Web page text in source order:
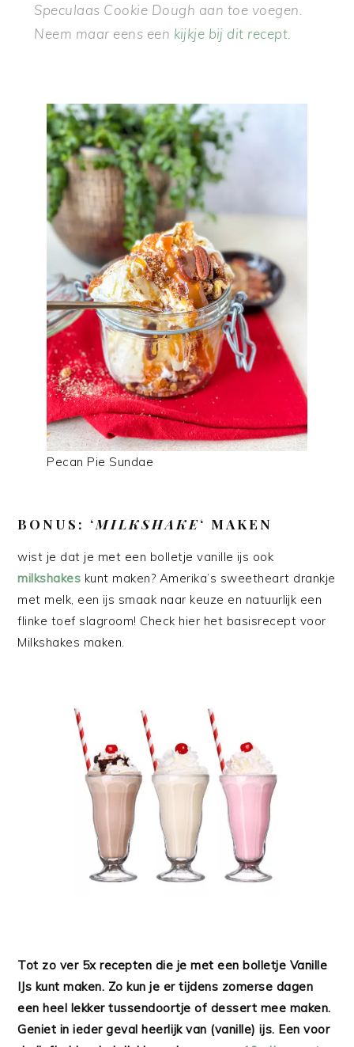
Speculaas Cookie Dough aan toe voegen.
Neem maar eens een kijkje bij dit recept.
Pecan Pie Sundae
BONUS: ‘MILKSHAKE‘ MAKEN
wist je dat je met een bolletje vanille ijs ook
milkshakes kunt maken? Amerika’s sweetheart drankje
met melk, een ijs smaak naar keuze en natuurlijk een
flinke toef slagroom! Check hier het basisrecept voor
Milkshakes maken.
Tot zo ver 5x recepten die je met een bolletje Vanille
IJs kunt maken. Zo kun je er tijdens zomerse dagen
een heel lekker tussendoortje of dessert mee maken.
Geniet in ieder geval heerlijk van (vanille) ijs. Een voor